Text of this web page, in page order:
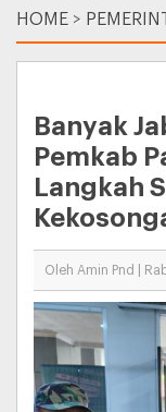
HOME >
Banyak
Pemkab
Langkah
Oleh Amin Pnd |